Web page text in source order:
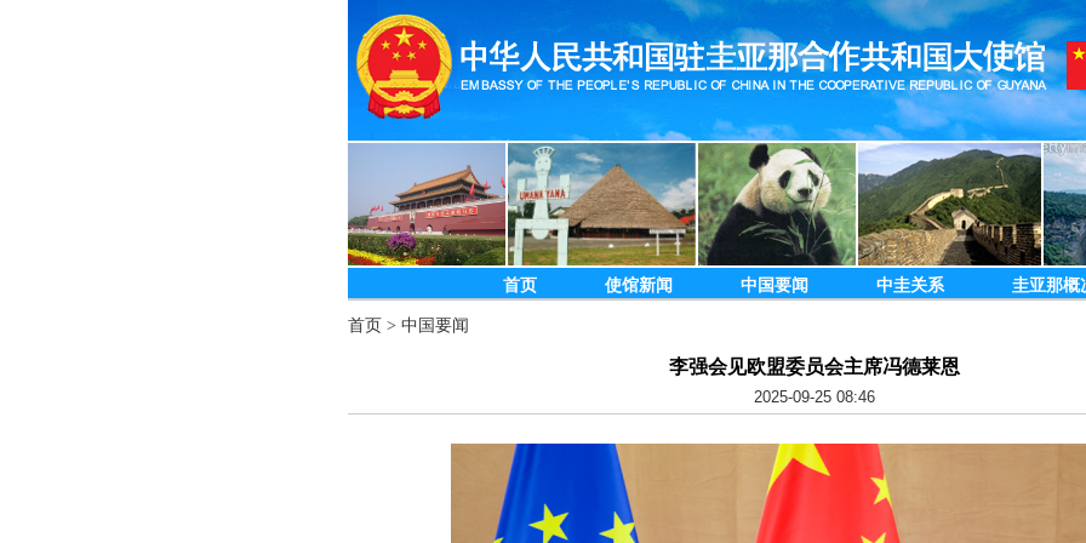
首页 使馆新闻 中国要闻 中圭关系 圭亚那概
首页 > 中国要闻
李强会见欧盟委员会主席冯德莱恩
2025-09-25 08:46